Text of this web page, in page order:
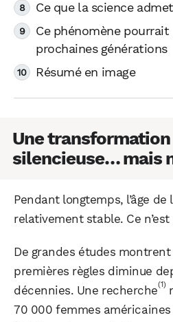
Ce que la science
Ce phénomène
prochaines générations
Résumé en image
Une transformation
silencieuse… mais
Pendant longtemps, l’âge
relativement stable. Ce
De grandes études montrent
premières règles diminue
décennies. Une recherche(1)
70 000 femmes